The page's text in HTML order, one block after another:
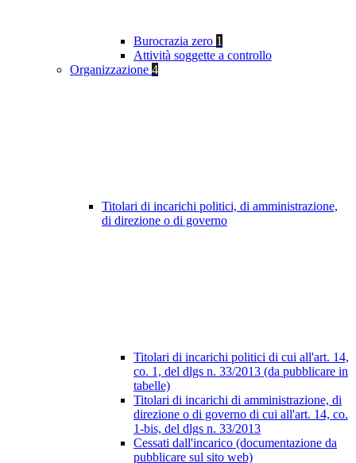
Burocrazia zero 1
Attività soggette a controllo
Organizzazione 4
Titolari di incarichi politici, di amministrazione,
di direzione o di governo
Titolari di incarichi politici di cui all'art. 14,
co. 1, del dlgs n. 33/2013 (da pubblicare in
tabelle)
Titolari di incarichi di amministrazione, di
direzione o di governo di cui all'art. 14, co.
1-bis, del dlgs n. 33/2013
Cessati dall'incarico (documentazione da
pubblicare sul sito web)